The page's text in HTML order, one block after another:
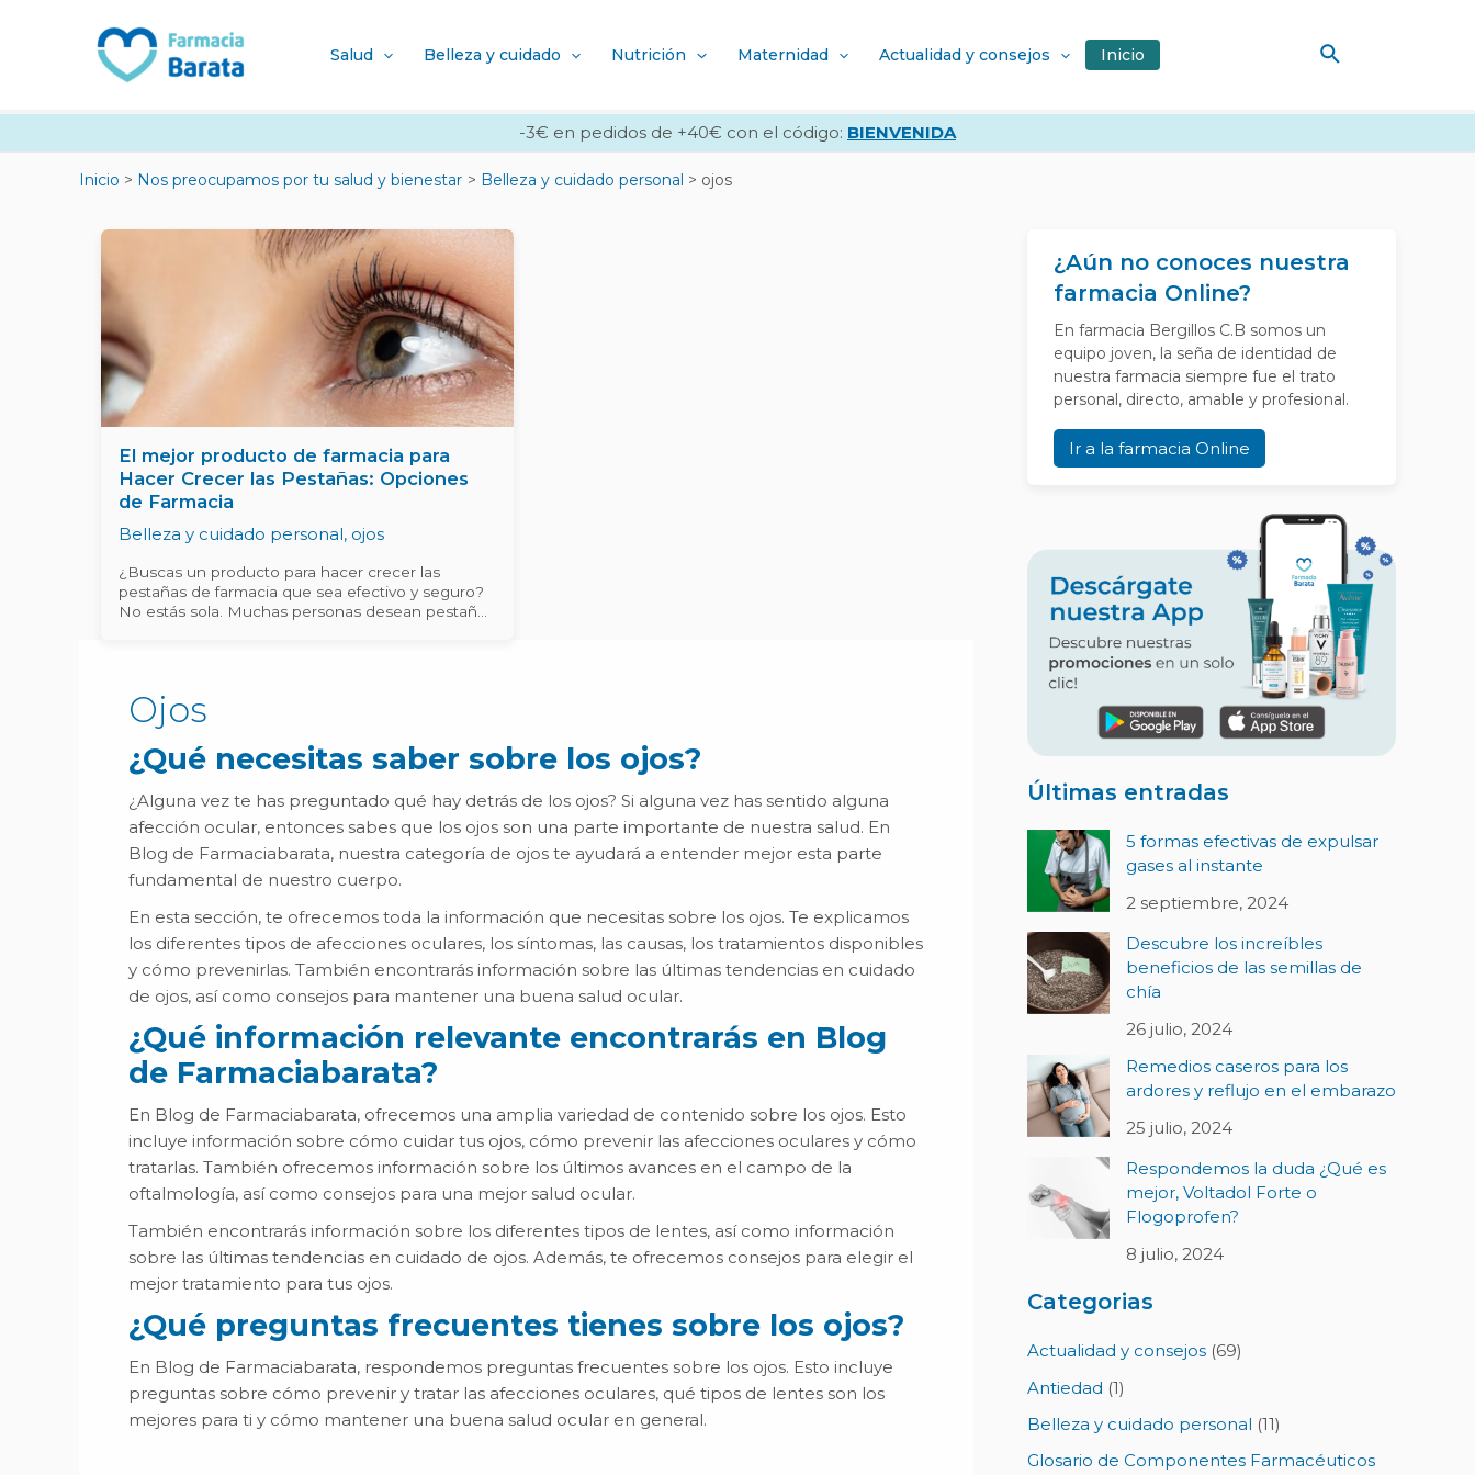
Salud Belleza y cuidado Nutrición Maternidad Actualidad y consejos Inicio Buscar
-3€ en pedidos de +40€ con el código: BIENVENIDA
Inicio Nos preocupamos por tu salud y bienestar Belleza y cuidado personal ojos
El mejor producto de farmacia para
Hacer Crecer las Pestañas: Opciones
de Farmacia
Belleza y cuidado personal, ojos
¿Buscas un producto para hacer crecer las
pestañas de farmacia que sea efectivo y seguro?
No estás sola. Muchas personas desean pestañas
pestañas no solo son un atractivo estético,
también cumplen la función protectora de
nuestros ojos. Afortunadamente, la solución para
revitalizar nuestras pestañas puede estar en el
la edad y la salud general son algunos factores
que determinan la longitud y densidad de
nuestras pestañas. Producto de Farmacia para
hacer crecer las pestañas: Una Solución Confiable
Aquí destacamos cuatro productos disponibles en
farmacias que han demostrado ser efectivos para
el crecimiento de las pestañas: Belcils Crema
Vitalizante para Pestañas, 4 ml Este producto
nutre y fortalece las pestañas desde la raíz,
favoreciendo su crecimiento natural y evitando su
caída. Sesderma Seslash Serum Pestañas y Cejas,
5ml Un suero activador del crecimiento para
pestañas y cejas que aporta densidad, longitud y
grosor. Belcils Máscara Fortalecedora Negro, 7ml
No solo intensifica tu mirada con su color negro
profundo, sino que también fortalece las pestañas
gracias a sus ingredientes activos. Singuladerm
Xpert Lashes & Brows Un tratamiento de alto
rendimiento que promete resultados visibles en
tan solo 28 días, fortaleciendo y alargando
pestañas y cejas. ¿Cómo funciona un producto de
farmacia para hacer crecer las pestañas más
productos de farmacia para pestañas
generalmente incluyen péptidos, vitaminas y
pestañas. Cómo y cuándo usar el producto para
mejores resultados La constancia es clave. Aplica
el producto según las indicaciones del envase,
generalmente una vez al día, para obtener
mejores resultados. Efectos Secundarios y
precauciones que debes tener con los productos
Ojos
¿Qué necesitas saber sobre los ojos?
¿Alguna vez te has preguntado qué hay detrás de los ojos? Si alguna vez has sentido alguna
afección ocular, entonces sabes que los ojos son una parte importante de nuestra salud. En
Blog de Farmaciabarata, nuestra categoría de ojos te ayudará a entender mejor esta parte
fundamental de nuestro cuerpo.
En esta sección, te ofrecemos toda la información que necesitas sobre los ojos. Te explicamos
los diferentes tipos de afecciones oculares, los síntomas, las causas, los tratamientos disponibles
y cómo prevenirlas. También encontrarás información sobre las últimas tendencias en cuidado
de ojos, así como consejos para mantener una buena salud ocular.
¿Qué información relevante encontrarás en Blog
de Farmaciabarata?
En Blog de Farmaciabarata, ofrecemos una amplia variedad de contenido sobre los ojos. Esto
incluye información sobre cómo cuidar tus ojos, cómo prevenir las afecciones oculares y cómo
tratarlas. También ofrecemos información sobre los últimos avances en el campo de la
oftalmología, así como consejos para una mejor salud ocular.
También encontrarás información sobre los diferentes tipos de lentes, así como información
sobre las últimas tendencias en cuidado de ojos. Además, te ofrecemos consejos para elegir el
mejor tratamiento para tus ojos.
¿Qué preguntas frecuentes tienes sobre los ojos?
En Blog de Farmaciabarata, respondemos preguntas frecuentes sobre los ojos. Esto incluye
preguntas sobre cómo prevenir y tratar las afecciones oculares, qué tipos de lentes son los
mejores para ti y cómo mantener una buena salud ocular en general.
¿Aún no conoces nuestra
farmacia Online?
En farmacia Bergillos C.B somos un
equipo joven, la seña de identidad de
nuestra farmacia siempre fue el trato
personal, directo, amable y profesional.
Ir a la farmacia Online
Últimas entradas
5 formas efectivas de expulsar
gases al instante
2 septiembre, 2024
Descubre los increíbles
beneficios de las semillas de
chía
26 julio, 2024
Remedios caseros para los
ardores y reflujo en el embarazo
25 julio, 2024
Respondemos la duda ¿Qué es
mejor, Voltadol Forte o
Flogoprofen?
8 julio, 2024
Categorias
Actualidad y consejos (69)
Antiedad (1)
Belleza y cuidado personal (11)
Glosario de Componentes Farmacéuticos